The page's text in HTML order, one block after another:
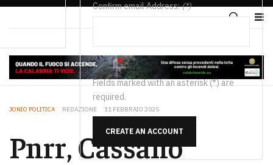
Confirm email Address:(*)
Fields marked with an asterisk (*) are
required.
CREATE AN ACCOUNT
JONIO POLITICA REDAZIONE 11 FEBBRAIO 2025
Pnrr, Cassano